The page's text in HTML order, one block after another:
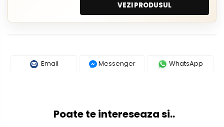
VEZI PRODUSUL
Email Messenger WhatsApp
Poate te intereseaza si..